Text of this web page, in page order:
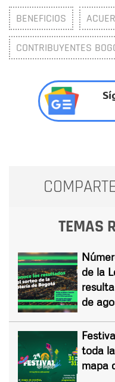
BENEFICIOS
CONTRIBUYENTES
TEMAS
de la
de
toda
mapa